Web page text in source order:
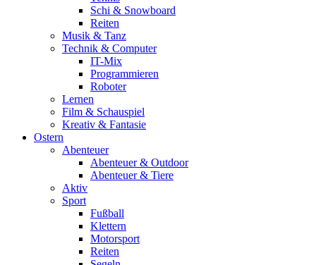
Schi & Snowboard
Reiten
Musik & Tanz
Technik & Computer
IT-Mix
Programmieren
Roboter
Lernen
Film & Schauspiel
Kreativ & Fantasie
Ostern
Abenteuer
Abenteuer & Outdoor
Abenteuer & Tiere
Aktiv
Sport
Fußball
Klettern
Motorsport
Reiten